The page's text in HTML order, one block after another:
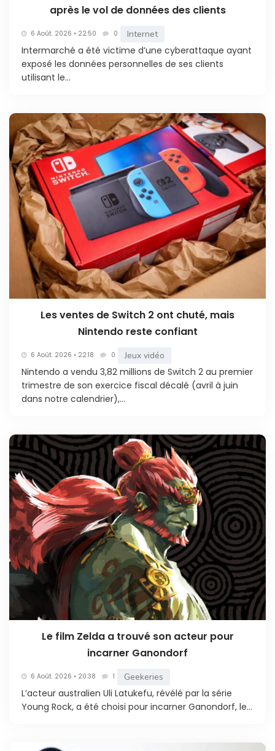
après le vol de données des clients
6 Août. 2026 • 22:50 0 Internet
Intermarché a été victime d’une cyberattaque ayant
exposé les données personnelles de ses clients
utilisant le...
Les ventes de Switch 2 ont chuté, mais
Nintendo reste confiant
6 Août. 2026 • 22:18 0 Jeux vidéo
Nintendo a vendu 3,82 millions de Switch 2 au premier
trimestre de son exercice fiscal décalé (avril à juin
dans notre calendrier),...
Le film Zelda a trouvé son acteur pour
incarner Ganondorf
6 Août. 2026 • 20:38 1 Geekeries
L’acteur australien Uli Latukefu, révélé par la série
Young Rock, a été choisi pour incarner Ganondorf, le...